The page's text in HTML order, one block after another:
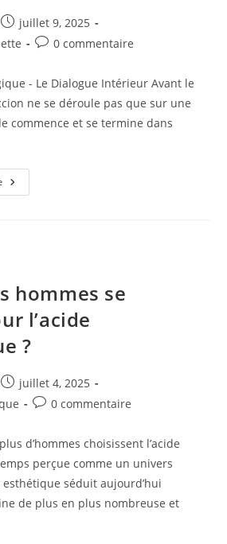
Publication
publiée :
juillet 9, 2025
Commentaires
la
publication :
0 commentaire
- Le Dialogue Intérieur Avant le
ne se déroule pas que sur une
commence et se termine dans
Comment
Choisir
? hommes se
l’acide
?
Publication
publiée :
juillet 4, 2025
Commentaires
la
0 commentaire
d’hommes choisissent l’acide
perçue comme un univers
séduit aujourd’hui
de plus en plus nombreuse et